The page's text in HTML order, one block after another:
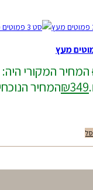
המחיר המקורי היה:
₪349 המחיר הנוכחי